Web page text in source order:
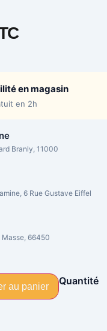
en magasin
en 2h
Branly, 11000
6 Rue Gustave Eiffel
66450
Quantité
au panier